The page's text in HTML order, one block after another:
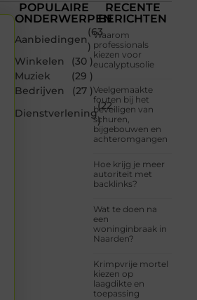
POPULAIRE
ONDERWERPEN
Aanbiedingen
(63
)
Winkelen
(30 )
Muziek
(29 )
Bedrijven
(27 )
Dienstverlening
(22
)
RECENTE
BERICHTEN
Waarom
professionals
kiezen voor
eucalyptusolie
Veelgemaakte
fouten bij het
beveiligen van
schuren,
bijgebouwen en
achteromgangen
Hoe krijg je meer
autoriteit met
backlinks?
Wat te doen na
een
woninginbraak in
Naarden?
Krimpvrije mortel
kiezen op
laagdikte en
toepassing